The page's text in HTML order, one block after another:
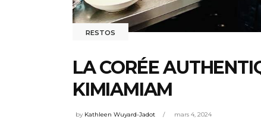
RESTOS
LA CORÉE
KIMIAMIAM
by Kathleen Wuyard-Jadot mars 4, 2024